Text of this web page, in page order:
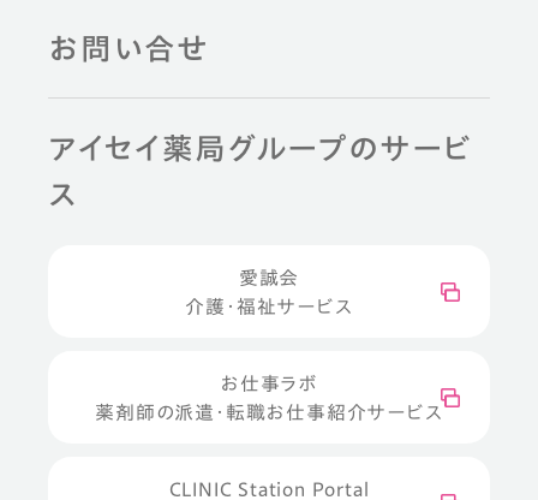
お問い合せ
アイセイ薬局グループのサービ
ス
愛誠会
介護・福祉サービス
お仕事ラボ
薬剤師の派遣・転職お仕事紹介サービス
CLINIC Station Portal